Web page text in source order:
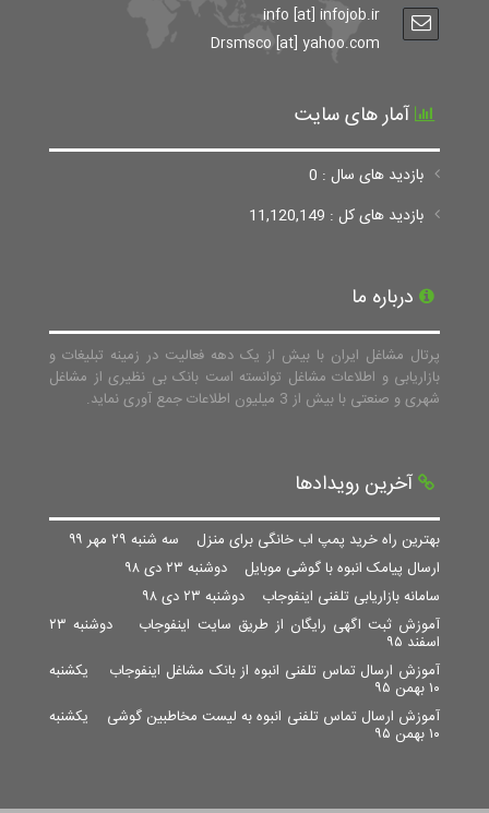
info [at] infojob.ir
Drsmsco [at] yahoo.com
آمار های سایت
بازدید های سال : 0
بازدید های کل : 11,120,149
درباره ما
پرتال مشاغل ایران با بیش از یک دهه فعالیت در زمینه تبلیغات و
بازاریابی و اطلاعات مشاغل توانسته است بانک بی نظیری از مشاغل
شهری و صنعتی با بیش از 3 میلیون اطلاعات جمع آوری نماید.
آخرین رویدادها
بهترین راه خرید پمپ اب خانگی برای منزل سه شنبه ۲۹ مهر ۹۹
ارسال پیامک انبوه با گوشی موبایل دوشنبه ۲۳ دی ۹۸
سامانه بازاریابی تلفنی اینفوجاب دوشنبه ۲۳ دی ۹۸
آموزش ثبت اگهی رایگان از طریق سایت اینفوجاب
دوشنبه ۲۳
اسفند ۹۵
آموزش ارسال تماس تلفنی انبوه از بانک مشاغل اینفوجاب یکشنبه
۱۰ بهمن ۹۵
آموزش ارسال تماس تلفنی انبوه به لیست مخاطبین گوشی یکشنبه
۱۰ بهمن ۹۵